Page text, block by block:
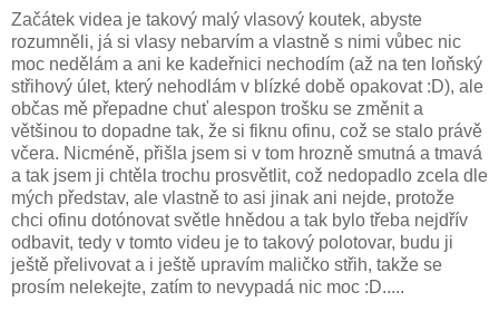
Začátek videa je takový malý vlasový koutek, abyste
rozumněli, já si vlasy nebarvím a vlastně s nimi vůbec nic
moc nedělám a ani ke kadeřnici nechodím (až na ten loňský
střihový úlet, který nehodlám v blízké době opakovat :D), ale
občas mě přepadne chuť alespon trošku se změnit a
většinou to dopadne tak, že si fiknu ofinu, což se stalo právě
včera. Nicméně, přišla jsem si v tom hrozně smutná a tmavá
a tak jsem ji chtěla trochu prosvětlit, což nedopadlo zcela dle
mých představ, ale vlastně to asi jinak ani nejde, protože
chci ofinu dotónovat světle hnědou a tak bylo třeba nejdřív
odbavit, tedy v tomto videu je to takový polotovar, budu ji
ještě přelivovat a i ještě upravím maličko střih, takže se
prosím nelekejte, zatím to nevypadá nic moc :D.....